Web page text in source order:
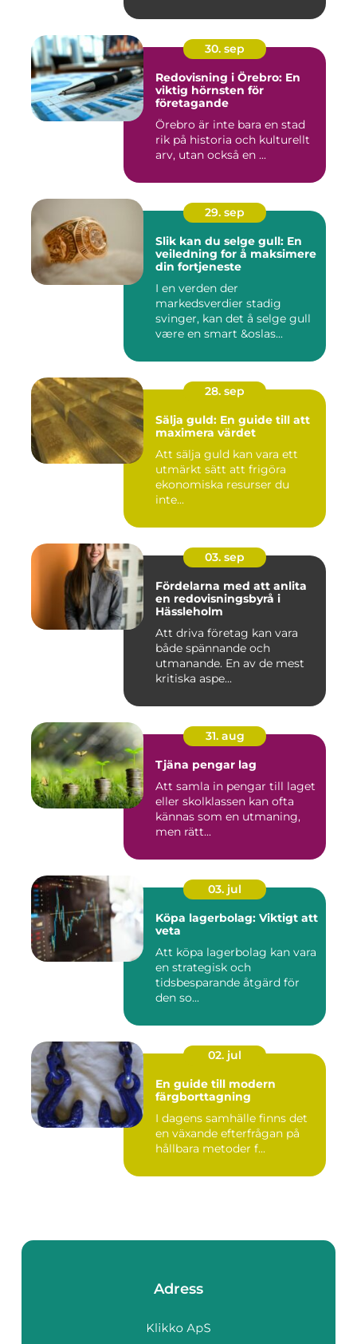
30. sep
Redovisning i Örebro: En
viktig hörnsten för
företagande
Örebro är inte bara en stad
rik på historia och kulturellt
arv, utan också en ...
29. sep
Slik kan du selge gull: En
veiledning for å maksimere
din fortjeneste
I en verden der
markedsverdier stadig
svinger, kan det å selge gull
være en smart &oslas...
28. sep
Sälja guld: En guide till att
maximera värdet
Att sälja guld kan vara ett
utmärkt sätt att frigöra
ekonomiska resurser du
inte...
03. sep
Fördelarna med att anlita
en redovisningsbyrå i
Hässleholm
Att driva företag kan vara
både spännande och
utmanande. En av de mest
kritiska aspe...
31. aug
Tjäna pengar lag
Att samla in pengar till laget
eller skolklassen kan ofta
kännas som en utmaning,
men rätt...
03. jul
Köpa lagerbolag: Viktigt att
veta
Att köpa lagerbolag kan vara
en strategisk och
tidsbesparande åtgärd för
den so...
02. jul
En guide till modern
färgborttagning
I dagens samhälle finns det
en växande efterfrågan på
hållbara metoder f...
Adress